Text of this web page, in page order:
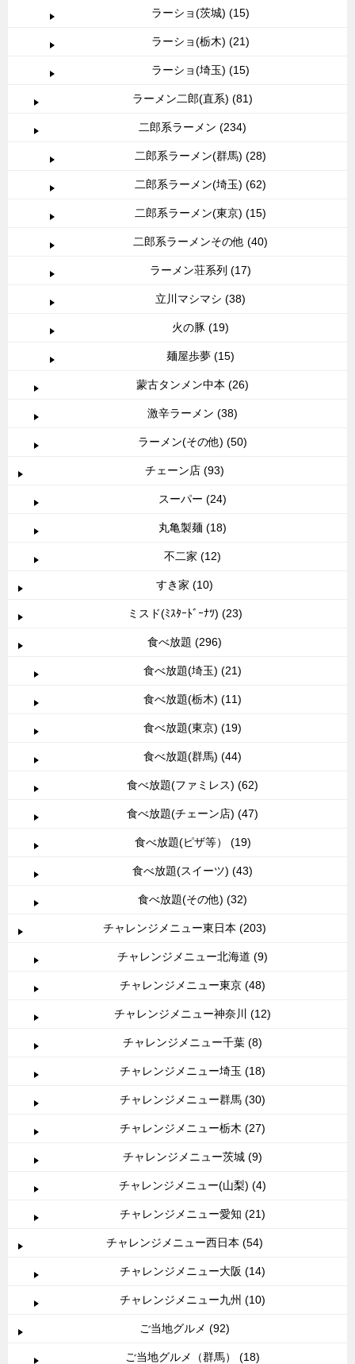
ラーショ(茨城) (15)
ラーショ(栃木) (21)
ラーショ(埼玉) (15)
ラーメン二郎(直系) (81)
二郎系ラーメン (234)
二郎系ラーメン(群馬) (28)
二郎系ラーメン(埼玉) (62)
二郎系ラーメン(東京) (15)
二郎系ラーメンその他 (40)
ラーメン荘系列 (17)
立川マシマシ (38)
火の豚 (19)
麺屋歩夢 (15)
蒙古タンメン中本 (26)
激辛ラーメン (38)
ラーメン(その他) (50)
チェーン店 (93)
スーパー (24)
丸亀製麺 (18)
不二家 (12)
すき家 (10)
ミスド(ﾐｽﾀｰﾄﾞｰﾅﾂ) (23)
食べ放題 (296)
食べ放題(埼玉) (21)
食べ放題(栃木) (11)
食べ放題(東京) (19)
食べ放題(群馬) (44)
食べ放題(ファミレス) (62)
食べ放題(チェーン店) (47)
食べ放題(ピザ等） (19)
食べ放題(スイーツ) (43)
食べ放題(その他) (32)
チャレンジメニュー東日本 (203)
チャレンジメニュー北海道 (9)
チャレンジメニュー東京 (48)
チャレンジメニュー神奈川 (12)
チャレンジメニュー千葉 (8)
チャレンジメニュー埼玉 (18)
チャレンジメニュー群馬 (30)
チャレンジメニュー栃木 (27)
チャレンジメニュー茨城 (9)
チャレンジメニュー(山梨) (4)
チャレンジメニュー愛知 (21)
チャレンジメニュー西日本 (54)
チャレンジメニュー大阪 (14)
チャレンジメニュー九州 (10)
ご当地グルメ (92)
ご当地グルメ（群馬） (18)